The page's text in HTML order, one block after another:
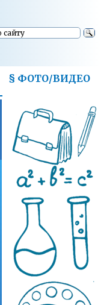
§ ФОТО/ВИДЕО